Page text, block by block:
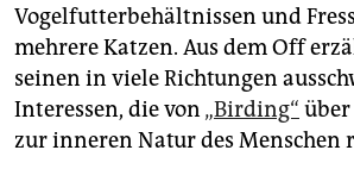
Vogelfutterbehältnissen und
mehrere Katzen. Aus dem Off
seinen in viele Richtungen
Interessen, die von „Birding“ über
zur inneren Natur des Menschen